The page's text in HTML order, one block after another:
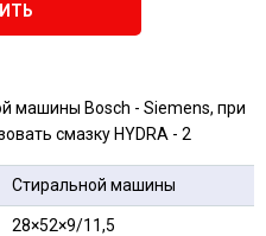
машины Bosch - Siemens, при
смазку HYDRA - 2
Стиральной машины
28×52×9/11,5